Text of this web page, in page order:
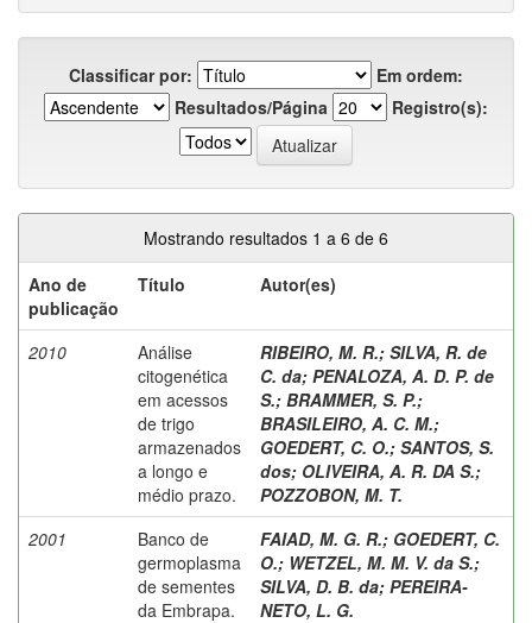
Classificar por:
Em ordem:
Resultados/Página
Registro(s):
Mostrando resultados 1 a 6 de 6
Ano de
publicação
Título Autor(es)
2010
Análise
citogenética
em acessos
de trigo
armazenados
a longo e
médio prazo.
RIBEIRO, M. R.; SILVA, R. de
C. da; PENALOZA, A. D. P. de
S.; BRAMMER, S. P.;
BRASILEIRO, A. C. M.;
GOEDERT, C. O.; SANTOS, S.
dos; OLIVEIRA, A. R. DA S.;
POZZOBON, M. T.
2001
Banco de
germoplasma
de sementes
da Embrapa.
FAIAD, M. G. R.; GOEDERT, C.
O.; WETZEL, M. M. V. da S.;
SILVA, D. B. da; PEREIRA-
NETO, L. G.